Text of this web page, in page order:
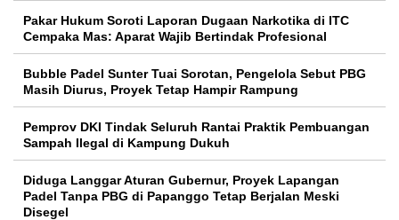
Pakar Hukum Soroti Laporan Dugaan Narkotika di ITC
Cempaka Mas: Aparat Wajib Bertindak Profesional
Bubble Padel Sunter Tuai Sorotan, Pengelola Sebut PBG
Masih Diurus, Proyek Tetap Hampir Rampung
Pemprov DKI Tindak Seluruh Rantai Praktik Pembuangan
Sampah Ilegal di Kampung Dukuh
Diduga Langgar Aturan Gubernur, Proyek Lapangan
Padel Tanpa PBG di Papanggo Tetap Berjalan Meski
Disegel